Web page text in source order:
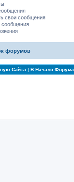
свои сообщения
сообщения
форумов
Сайта | В Начало Форума